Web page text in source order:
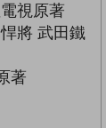
視原著
將 武田鐵
著